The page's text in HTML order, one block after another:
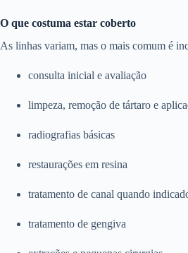
O que costuma estar coberto
As linhas variam, mas o mais comum é
consulta inicial e avaliação
limpeza, remoção de tártaro e
radiografias básicas
restaurações em resina
tratamento de canal quando
tratamento de gengiva